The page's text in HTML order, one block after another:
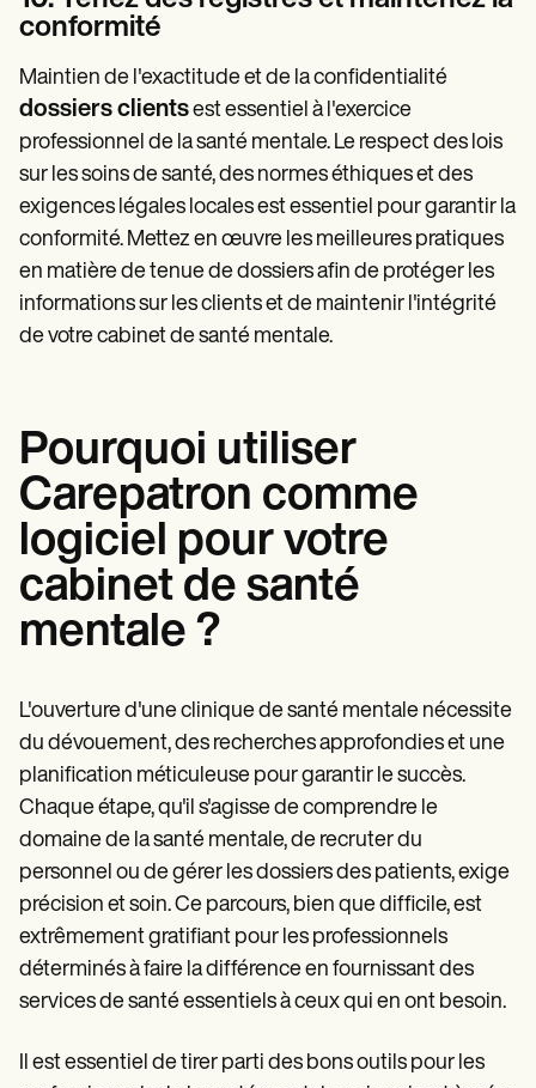
conformité
Maintien de l'exactitude et de la confidentialité
dossiers clientsest essentiel à l'exercice
professionnel de la santé mentale. Le respect des lois
sur les soins de santé, des normes éthiques et des
exigences légales locales est essentiel pour garantir la
conformité. Mettez en œuvre les meilleures pratiques
en matière de tenue de dossiers afin de protéger les
informations sur les clients et de maintenir l'intégrité
de votre cabinet de santé mentale.
Pourquoi utiliser
Carepatron comme
logiciel pour votre
cabinet de santé
mentale ?
L'ouverture d'une clinique de santé mentale nécessite
du dévouement, des recherches approfondies et une
planification méticuleuse pour garantir le succès.
Chaque étape, qu'il s'agisse de comprendre le
domaine de la santé mentale, de recruter du
personnel ou de gérer les dossiers des patients, exige
précision et soin. Ce parcours, bien que difficile, est
extrêmement gratifiant pour les professionnels
déterminés à faire la différence en fournissant des
services de santé essentiels à ceux qui en ont besoin.
Il est essentiel de tirer parti des bons outils pour les